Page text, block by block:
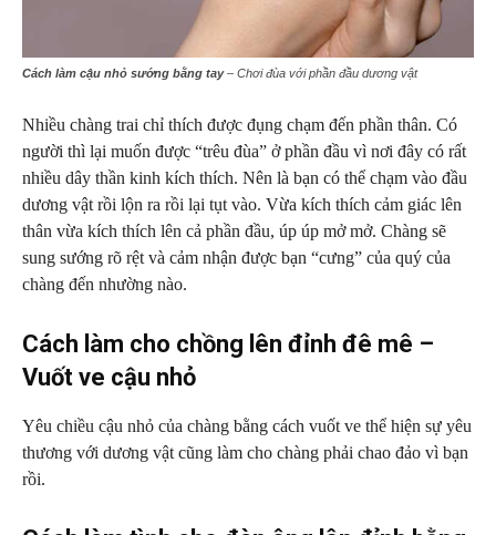
Cách làm cậu nhỏ sướng bằng tay– Chơi đùa với phần đầu dương vật
Nhiều chàng trai chỉ thích được đụng chạm đến phần thân. Có
người thì lại muốn được “trêu đùa” ở phần đầu vì nơi đây có rất
nhiều dây thần kinh kích thích. Nên là bạn có thể chạm vào đầu
dương vật rồi lộn ra rồi lại tụt vào. Vừa kích thích cảm giác lên
thân vừa kích thích lên cả phần đầu, úp úp mở mở. Chàng sẽ
sung sướng rõ rệt và cảm nhận được bạn “cưng” của quý của
chàng đến nhường nào.
Cách làm cho chồng lên đỉnh đê mê –
Vuốt ve cậu nhỏ
Yêu chiều cậu nhỏ của chàng bằng cách vuốt ve thể hiện sự yêu
thương với dương vật cũng làm cho chàng phải chao đảo vì bạn
rồi.